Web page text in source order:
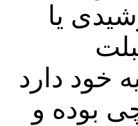
یا
خود دارد
آن 8 اینچی بوده و